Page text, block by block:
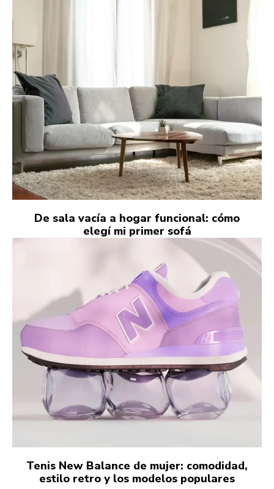
De sala vacía a hogar funcional: cómo
elegí mi primer sofá
Tenis New Balance de mujer: comodidad,
estilo retro y los modelos populares